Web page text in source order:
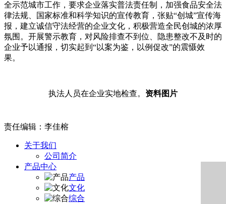
全示范城市工作，要求企业落实普法责任制，加强食品安全法
律法规、国家标准和科学知识的宣传教育，张贴“创城”宣传海
报，建立诚信守法经营的企业文化，积极营造全民创城的浓厚
氛围。开展警示教育，对风险排查不到位、隐患整改不及时的
企业予以通报，切实起到“以案为鉴，以例促改”的震慑效
果。
执法人员在企业实地检查。 资料图片
责任编辑：李佳榕
关于我们
公司简介
产品中心
产品
文化
综合